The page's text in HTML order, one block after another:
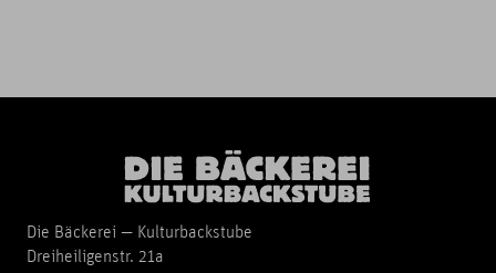
Die Bäckerei — Kulturbackstube
Dreiheiligenstr. 21a